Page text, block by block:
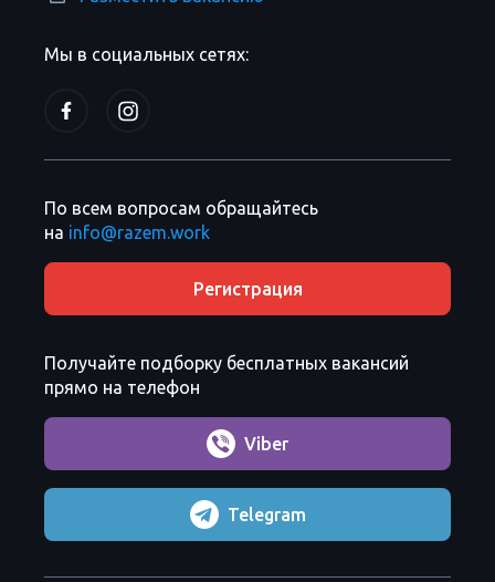
Мы в социальных сетях:
По всем вопросам обращайтесь
на info@razem.work
Регистрация
Получайте подборку бесплатных вакансий
прямо на телефон
Viber
Telegram